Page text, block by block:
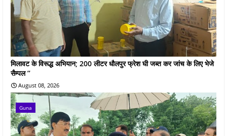
मिलावट के विरूद्ध अभियान; 200 लीटर धौलपुर फ्रेश घी जब्‍त कर जांच के लिए भेजे
सैम्‍पल ’’
August 08, 2026
Guna